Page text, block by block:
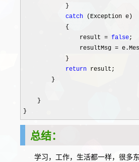
            }
catch (Exception e)
            {
                result
= false;
                resultMsg
=
            }
return result;
        }
    }
}
总结：
学习，工作，生活都一样，很多